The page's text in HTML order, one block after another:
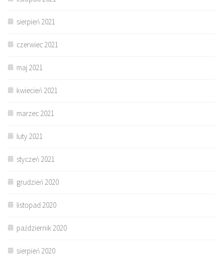
sierpień 2021
czerwiec 2021
maj 2021
kwiecień 2021
marzec 2021
luty 2021
styczeń 2021
grudzień 2020
listopad 2020
październik 2020
sierpień 2020